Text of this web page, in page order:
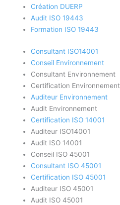
Création DUERP
Audit ISO 19443
Formation ISO 19443
Consultant ISO14001
Conseil Environnement
Consultant Environnement
Certification Environnement
Auditeur Environnement
Audit Environnement
Certification ISO 14001
Auditeur ISO14001
Audit ISO 14001
Conseil ISO 45001
Consultant ISO 45001
Certification ISO 45001
Auditeur ISO 45001
Audit ISO 45001